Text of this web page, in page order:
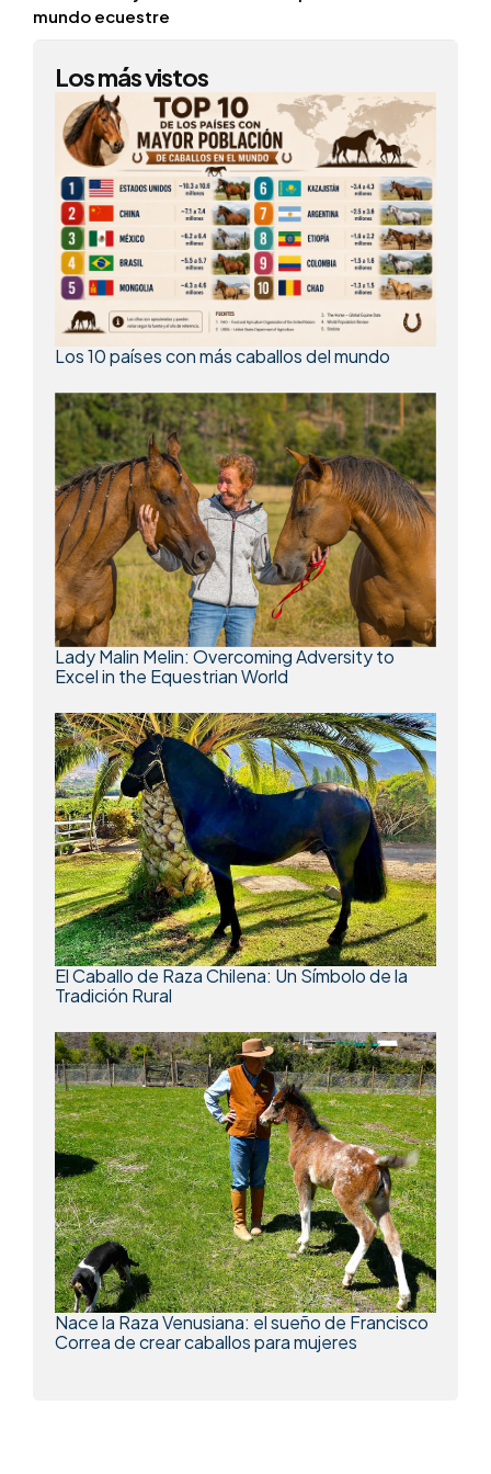
mundo ecuestre
Los más vistos
Los 10 países con más caballos del mundo
Lady Malin Melin: Overcoming Adversity to
Excel in the Equestrian World
El Caballo de Raza Chilena: Un Símbolo de la
Tradición Rural
Nace la Raza Venusiana: el sueño de Francisco
Correa de crear caballos para mujeres